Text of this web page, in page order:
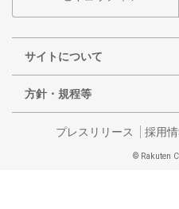
サイトについて
方針・規程等
プレスリリース 採用
© Rakuten